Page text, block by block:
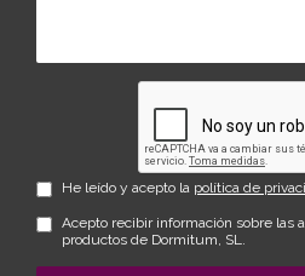
He leído y acepto la política de
Acepto recibir información sobre las
productos de Dormitum, SL.